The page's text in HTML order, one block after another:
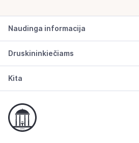
Naudinga informacija
Druskininkiečiams
Kita